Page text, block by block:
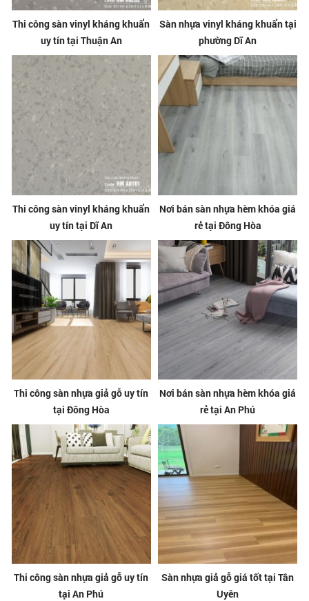
Thi công sàn vinyl kháng khuẩn
uy tín tại Thuận An
Sàn nhựa vinyl kháng khuẩn tại
phường Dĩ An
Thi công sàn vinyl kháng khuẩn
uy tín tại Dĩ An
Nơi bán sàn nhựa hèm khóa giá
rẻ tại Đông Hòa
Thi công sàn nhựa giả gỗ uy tín
tại Đông Hòa
Nơi bán sàn nhựa hèm khóa giá
rẻ tại An Phú
Thi công sàn nhựa giả gỗ uy tín
tại An Phú
Sàn nhựa giả gỗ giá tốt tại Tân
Uyên